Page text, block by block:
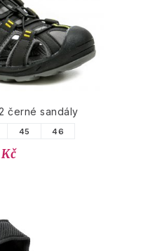
černé sandály
45 46